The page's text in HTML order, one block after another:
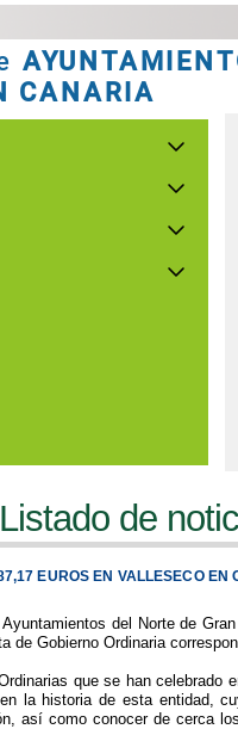
CANARIA
Listado de
EUROS EN VALLESECO EN
del Norte de
de Gobierno Ordinaria
que se han celebrado
la historia de esta entidad,
así como conocer de cerca